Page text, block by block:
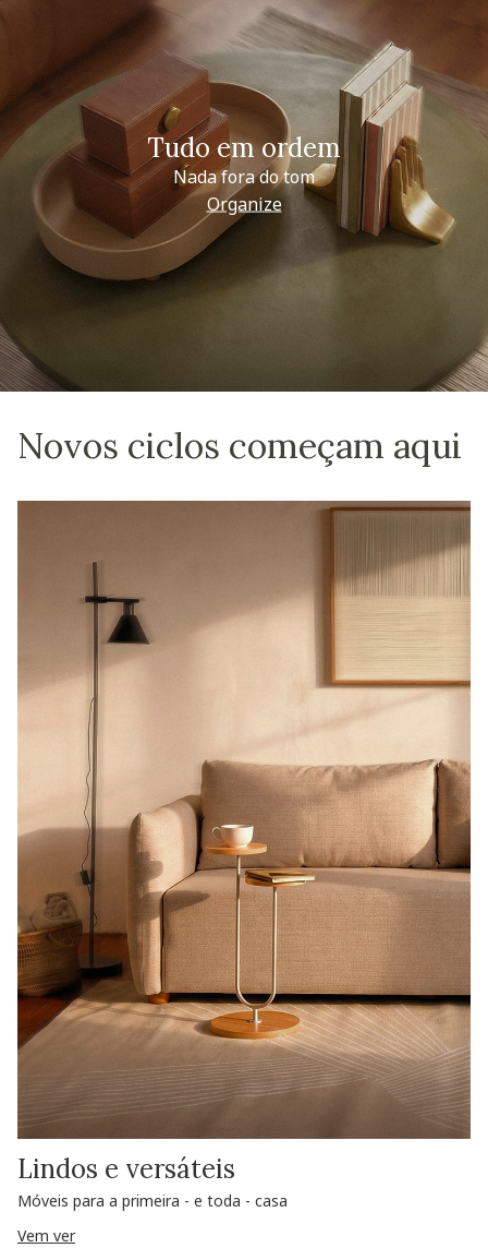
Tudo em ordem
Nada fora do tom
Organize
Novos ciclos começam aqui
Lindos e versáteis
Móveis para a primeira - e toda - casa
Vem ver